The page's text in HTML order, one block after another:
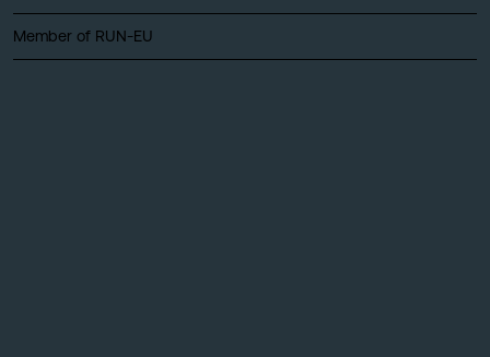
Member of RUN-EU